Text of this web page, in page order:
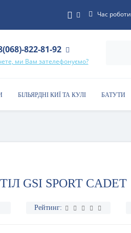
Час роботи
822-81-92
ми Вам зателефонуємо?
БІЛЬЯРДНІ КИЇ ТА КУЛІ БАТУТИ
GSI SPORT CADET
Рейтинг: